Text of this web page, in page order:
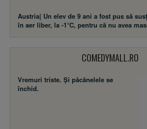
Austria| Un elev de 9 ani a fost pus să
în aer liber, la -1°C, pentru că nu avea
COMEDYMALL.RO
Vremuri triste. Şi păcănelele se
închid.